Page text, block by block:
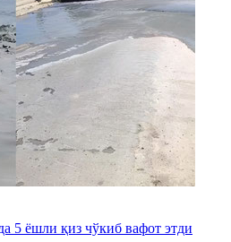
5 ёшли қиз чўкиб вафот этди